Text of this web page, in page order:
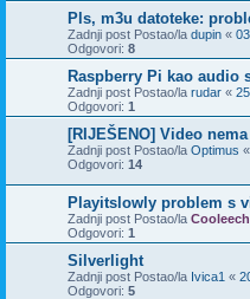
Pls, m3u datoteke:
Zadnji post Postao/la dupin «
Odgovori: 8
Raspberry Pi kao audio
Zadnji post Postao/la rudar «
Odgovori: 1
[RIJEŠENO] Video
Zadnji post Postao/la Optimus «
Odgovori: 14
Playitslowly problem s
Zadnji post Postao/la Cooleech
Odgovori: 1
Silverlight
Zadnji post Postao/la Ivica1 «
Odgovori: 5